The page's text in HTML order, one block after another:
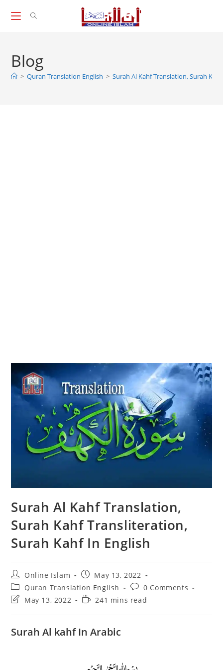
Blog
> Quran Translation English > Surah Al Kahf Translation, Surah
Surah Al Kahf Translation,
Surah Kahf Transliteration,
Surah Kahf In English
Post
author:
Online Islam
Post
published:
May 13, 2022
Post
category:
Quran Translation English
Post
comments:
0 Comments
PostMay 13, 2022
Reading
241 mins read
Surah Al kahf In Arabic